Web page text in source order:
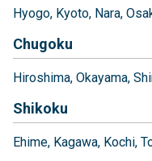
Hyogo Kyoto Nara
Chugoku
Hiroshima Okayama
Shikoku
Ehime Kagawa Kochi